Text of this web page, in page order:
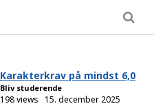
Karakterkrav på mindst 6,0
Bliv studerende
198 views 15. december 2025